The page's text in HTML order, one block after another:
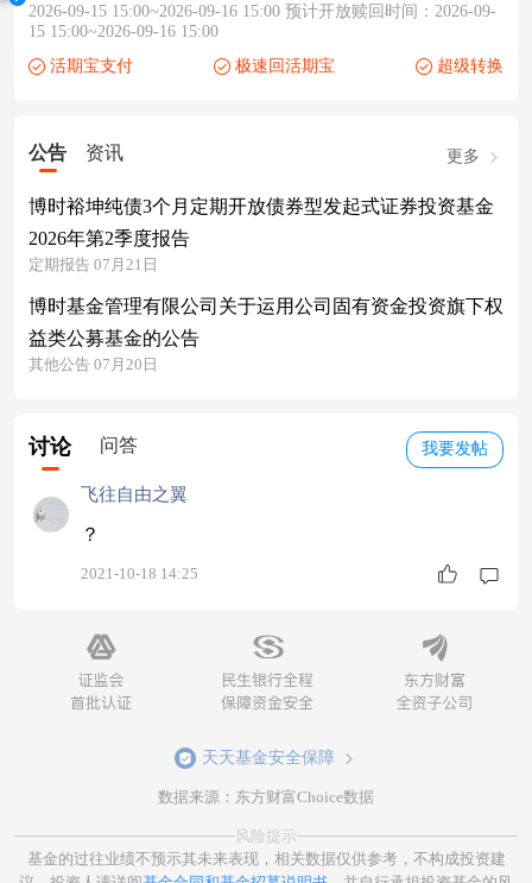
2026-09-15 15:00~2026-09-16 15:00 预计开放赎回时间：2026-09-
15 15:00~2026-09-16 15:00
活期宝支付
极速回活期宝 超级转换
公告 资讯 更多
博时裕坤纯债3个月定期开放债券型发起式证券投资基金
2026年第2季度报告
定期报告 07月21日
博时基金管理有限公司关于运用公司固有资金投资旗下权
益类公募基金的公告
其他公告 07月20日
我要发帖
讨论 问答
飞往自由之翼
？
2021-10-18 14:25
天天基金安全保障
数据来源：东方财富Choice数据
风险提示
基金的过往业绩不预示其未来表现，相关数据仅供参考，不构成投资建